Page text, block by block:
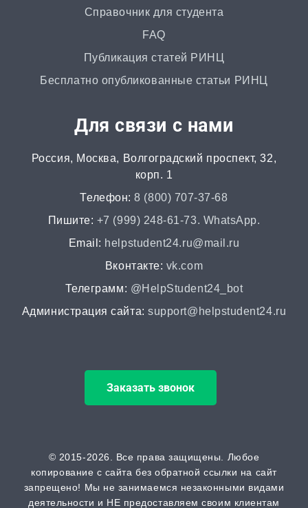
от 1 дня | от 700 ₽
Маркетинговое исследование
от 4 часов | от 500 ₽
от 2 часов | от 500 ₽
Аннотация
НИР
от 2 часов | от 5000 ₽
Докторская диссертация
Кандидатская диссертация
ВАК
от 2 часов | от 500 ₽
Справочник для студента
FAQ
Публикация статей РИНЦ
Бесплатно опубликованные статьи РИНЦ
Для связи с нами
Россия, Москва, Волгоградский проспект, 32,
корп. 1
Телефон:8 (800) 707-37-68
Пишите: +7 (999) 248-61-73. WhatsApp.
Email: helpstudent24.ru@mail.ru
Вконтакте: vk.com
Телеграмм: @HelpStudent24_bot
Администрация сайта:support@helpstudent24.ru
Заказать звонок
© 2015-2026. Все права защищены. Любое
копирование с сайта без обратной ссылки на сайт
запрещено! Мы не занимаемся незаконными видами
деятельности и НЕ предоставляем своим клиентам